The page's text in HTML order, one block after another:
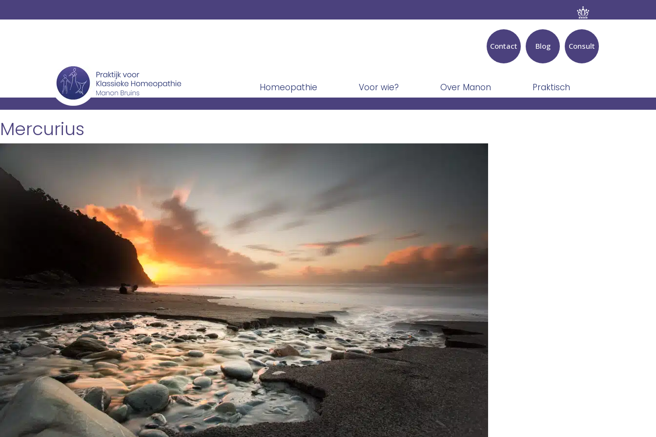
Consult
Blog
Contact
Homeopathie Voor wie? Over Manon Praktisch
Mercurius